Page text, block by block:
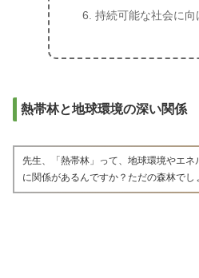
持続可能な社会に向
熱帯林と地球環境の深い関係
先生、「熱帯林」って、地球環境やエネ
に関係があるんですか？ただの森林でし